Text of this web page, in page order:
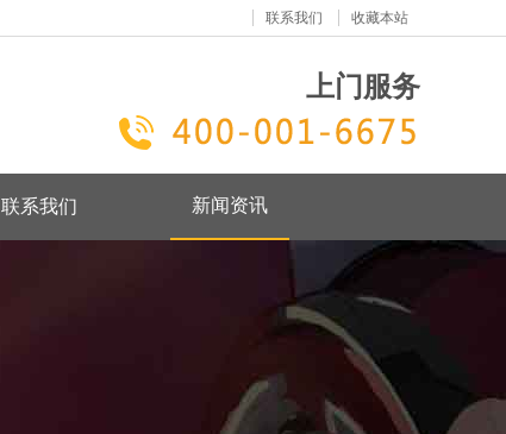
联系我们 收藏本站
上门服务
联系我们 新闻资讯